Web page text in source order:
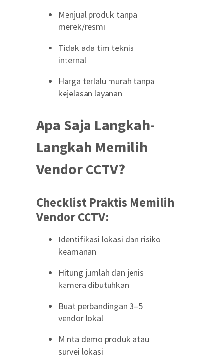
Menjual produk tanpa
merek/resmi
Tidak ada tim teknis
internal
Harga terlalu murah tanpa
kejelasan layanan
Apa Saja Langkah-
Langkah Memilih
Vendor CCTV?
Checklist Praktis Memilih
Vendor CCTV:
Identifikasi lokasi dan risiko
keamanan
Hitung jumlah dan jenis
kamera dibutuhkan
Buat perbandingan 3–5
vendor lokal
Minta demo produk atau
survei lokasi